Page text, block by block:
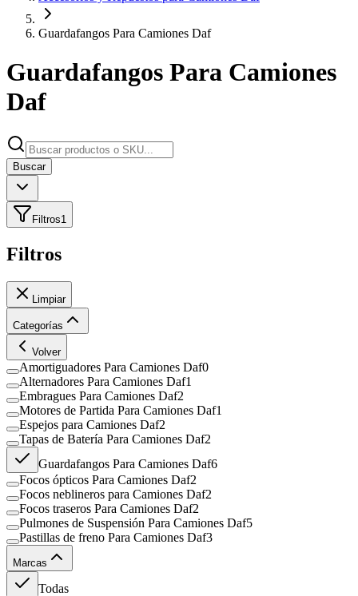
Guardafangos Para Camiones Daf
Guardafangos Para Camiones
Daf
Buscar
Filtros1
Filtros
Limpiar
Categorías
Volver
Amortiguadores Para Camiones Daf0
Alternadores Para Camiones Daf1
Embragues Para Camiones Daf2
Motores de Partida Para Camiones Daf1
Espejos para Camiones Daf2
Tapas de Batería Para Camiones Daf2
Guardafangos Para Camiones Daf6
Focos ópticos Para Camiones Daf2
Focos neblineros para Camiones Daf2
Focos traseros Para Camiones Daf2
Pulmones de Suspensión Para Camiones Daf5
Pastillas de freno Para Camiones Daf3
Marcas
Todas